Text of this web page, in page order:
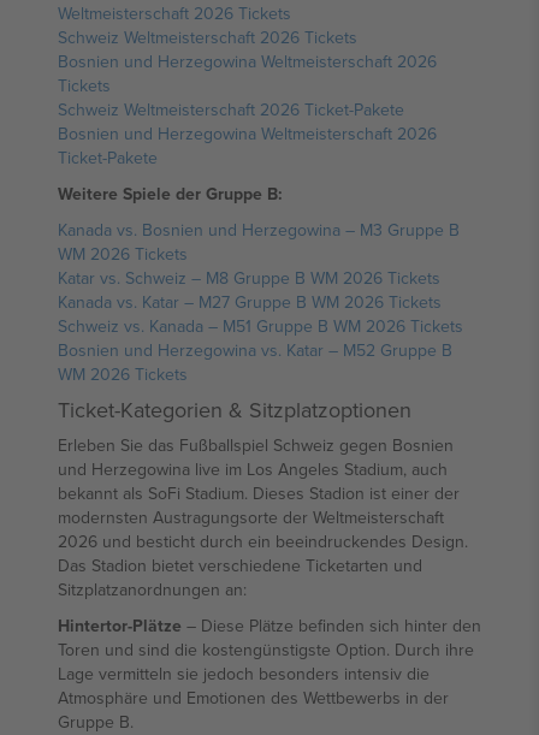
Weltmeisterschaft 2026 Tickets
Schweiz Weltmeisterschaft 2026 Tickets
Bosnien und Herzegowina Weltmeisterschaft 2026
Tickets
Schweiz Weltmeisterschaft 2026 Ticket-Pakete
Bosnien und Herzegowina Weltmeisterschaft 2026
Ticket-Pakete
Weitere Spiele der Gruppe B:
Kanada vs. Bosnien und Herzegowina – M3 Gruppe B
WM 2026 Tickets
Katar vs. Schweiz – M8 Gruppe B WM 2026 Tickets
Kanada vs. Katar – M27 Gruppe B WM 2026 Tickets
Schweiz vs. Kanada – M51 Gruppe B WM 2026 Tickets
Bosnien und Herzegowina vs. Katar – M52 Gruppe B
WM 2026 Tickets
Ticket-Kategorien & Sitzplatzoptionen
Erleben Sie das Fußballspiel Schweiz gegen Bosnien
und Herzegowina live im Los Angeles Stadium, auch
bekannt als SoFi Stadium. Dieses Stadion ist einer der
modernsten Austragungsorte der Weltmeisterschaft
2026 und besticht durch ein beeindruckendes Design.
Das Stadion bietet verschiedene Ticketarten und
Sitzplatzanordnungen an:
Hintertor-Plätze – Diese Plätze befinden sich hinter den
Toren und sind die kostengünstigste Option. Durch ihre
Lage vermitteln sie jedoch besonders intensiv die
Atmosphäre und Emotionen des Wettbewerbs in der
Gruppe B.